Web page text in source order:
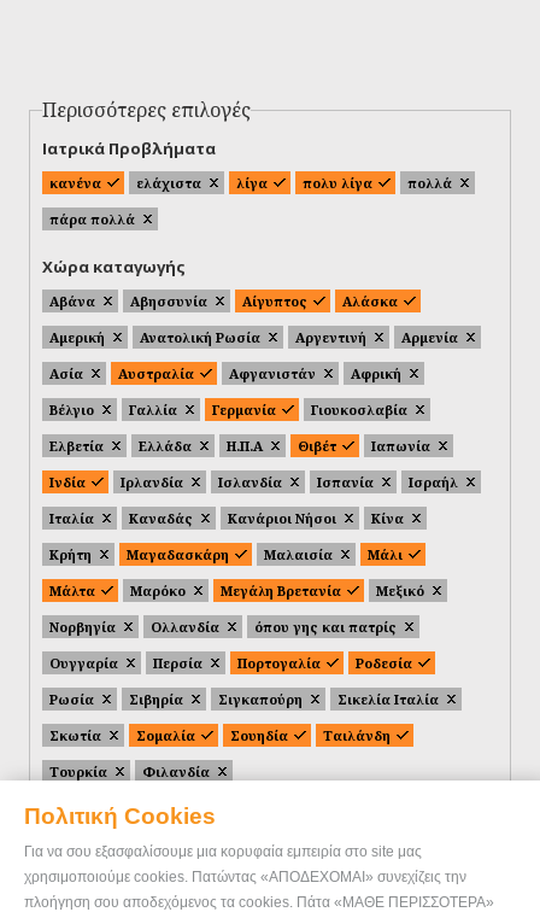
Πολιτική Cookies
Για να σου εξασφαλίσουμε μια κορυφαία εμπειρία στο site μας
χρησιμοποιούμε cookies. Πατώντας «ΑΠΟΔΕΧΟΜΑΙ» συνεχίζεις την
πλοήγηση σου αποδεχόμενος τα cookies. Πάτα «ΜΑΘΕ ΠΕΡΙΣΣΟΤΕΡΑ»
Περισσότερες επιλογές
Ιατρικά Προβλήματα
κανένα ελάχιστα λίγα πολυ λίγα
πολλά
πάρα πολλά
Χώρα καταγωγής
Αβάνα Αβησσυνία Αίγυπτος
Αλάσκα
Αμερική
Ανατολική Ρωσία Αργεντινή
Αρμενία
Ασία
Αυστραλία Αφγανιστάν
Αφρική
Βέλγιο
Γαλλία Γερμανία
Γιουκοσλαβία
Ελβετία
Ελλάδα Η.Π.Α Θιβέτ
Ιαπωνία
Ινδία
Ιρλανδία Ισλανδία Ισπανία
Ισραήλ
Ιταλία
Καναδάς Κανάριοι Νήσοι
Κίνα
Κρήτη
Μαγαδασκάρη Μαλαισία
Μάλι
Μάλτα
Μαρόκο Μεγάλη Βρετανία
Μεξικό
Νορβηγία
Ολλανδία
όπου γης και πατρίς
Ουγγαρία
Περσία Πορτογαλία
Ροδεσία
Ρωσία
Σιβηρία Σιγκαπούρη
Σικελία Ιταλία
Σκωτία
Σομαλία Σουηδία
Ταιλάνδη
Τουρκία
Φιλανδία